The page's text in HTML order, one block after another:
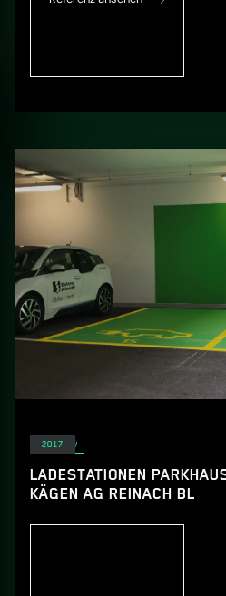
E-Mobility
LADESTATIONEN
KÄGEN AG REINACH BL
2017